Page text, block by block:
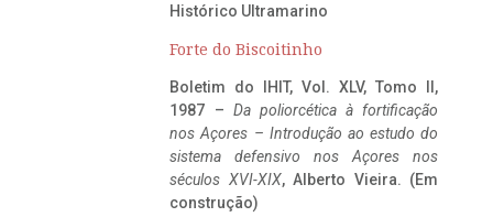
Histórico Ultramarino
Forte do Biscoitinho
Boletim do IHIT, Vol. XLV, Tomo II,
1987 – Da poliorcética à fortificação
nos Açores – Introdução ao estudo do
sistema defensivo nos Açores nos
séculos XVI-XIX, Alberto Vieira. (Em
construção)